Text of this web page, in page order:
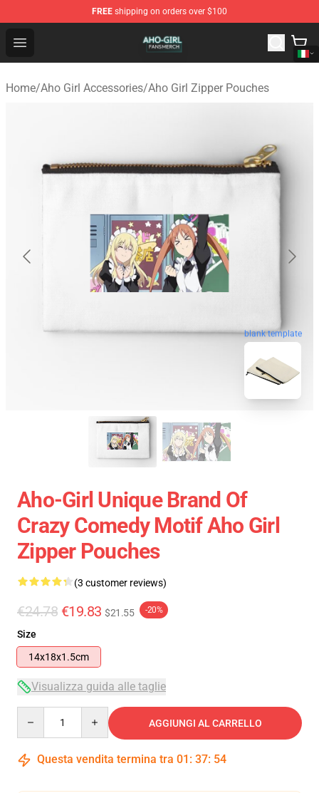
FREE shipping on orders over $100
Open menu
Aho Girl Shop - Official Aho Girl Merchandise Store
Home/Aho Girl Accessories/Aho Girl Zipper Pouches
blank template
Aho-Girl Unique Brand Of
Crazy Comedy Motif Aho Girl
Zipper Pouches
(3 customer reviews)
€24.78 €19.83 $21.55 -20%
Size
14x18x1.5cm
Visualizza guida alle taglie
AGGIUNGI AL CARRELLO
Questa vendita termina tra 01 : 37: 54